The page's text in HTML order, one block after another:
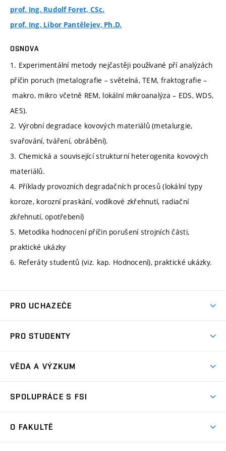
prof. Ing. Rudolf Foret, CSc.
prof. Ing. Libor Pantělejev, Ph.D.
OSNOVA
1. Experimentální metody nejčastěji používané pří analýzách
příčin poruch (metalografie – světelná, TEM, fraktografie –
makro, mikro včetně REM, lokální mikroanalýza – EDS, WDS,
AES).
2. Výrobní degradace kovových materiálů (metalurgie,
svařování, tváření, obrábění).
3. Chemická a související strukturní heterogenita kovových
materiálů.
4. Příklady provozních degradačních procesů (lokální typy
koroze, korozní praskání, vodíkové zkřehnutí, radiační
zkřehnutí, opotřebení)
5. Metodika hodnocení příčin porušení strojních části,
praktické ukázky
6. Referáty studentů (viz. kap. Hodnocení), praktické ukázky.
PRO UCHAZEČE
Ambasadoři studia
Zápisy
PRO STUDENTY
Studijní předpisy
Pro prváky
VĚDA A VÝZKUM
Oblasti výzkumu
SPOLUPRÁCE S FSI
O FAKULTĚ